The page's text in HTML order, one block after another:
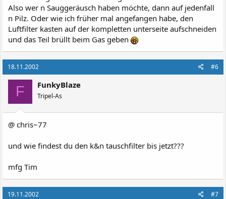
Also wer n Sauggeräusch haben möchte, dann auf jedenfall
n Pilz. Oder wie ich früher mal angefangen habe, den
Luftfilter kasten auf der kompletten unterseite aufschneiden
und das Teil brüllt beim Gas geben
18.11.2002 #6
F FunkyBlaze
Tripel-As
@ chris~77
und wie findest du den k&n tauschfilter bis jetzt???
mfg Tim
19.11.2002 #7